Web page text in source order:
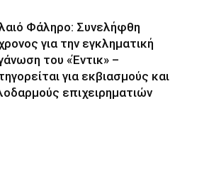
Φάληρο: Συνελήφθη
για την εγκληματική
του «Έντικ» –
για εκβιασμούς και
επιχειρηματιών